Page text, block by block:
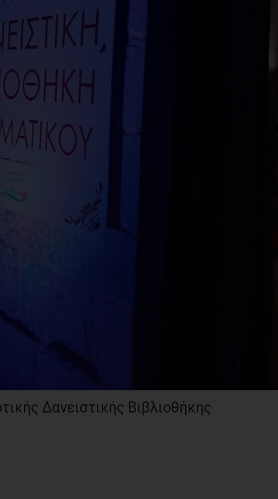
Δανειστικής Βιβλιοθήκης